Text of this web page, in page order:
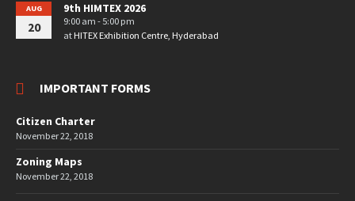
AUG
20
9th HIMTEX 2026
9:00 am - 5:00 pm
at HITEX Exhibition Centre, Hyderabad
IMPORTANT FORMS
Citizen Charter
November 22, 2018
Zoning Maps
November 22, 2018